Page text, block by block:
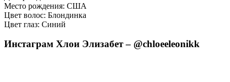
Место рождения: США
Цвет волос: Блондинка
Цвет глаз: Синий
Инстаграм Хлои Элизабет – @chloeeleonikk